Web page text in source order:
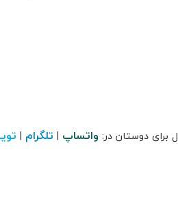
برای دوستان در: واتساپ | تلگرام |